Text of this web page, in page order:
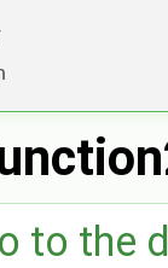
to the